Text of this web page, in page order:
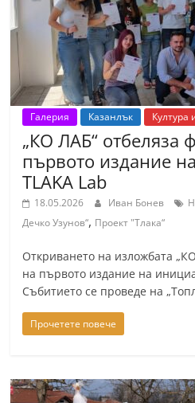
f
o
k
a
z
a
n
l
a
k
-
b
g
.
f
Галерия Казанлък Култура
„КО ЛАБ“ отбеляза
първото издание
TLAKA Lab
18.05.2026 Иван Бонев
Дечко Узунов“, Проект "Тлака“
Откриването на изложбата
на първото издание на
Събитието се проведе на
Прочетете повече